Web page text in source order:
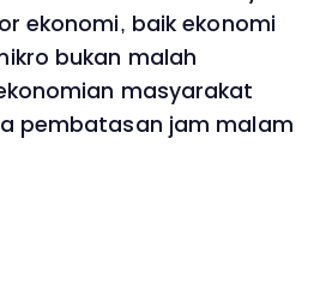
ekonomi, baik ekonomi
bukan malah
masyarakat
pembatasan jam malam